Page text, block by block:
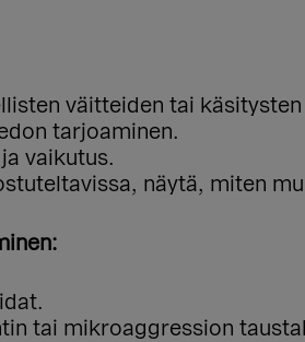
väitteiden tai
tarjoaminen.
vaikutus.
näytä, miten
tai mikroaggression